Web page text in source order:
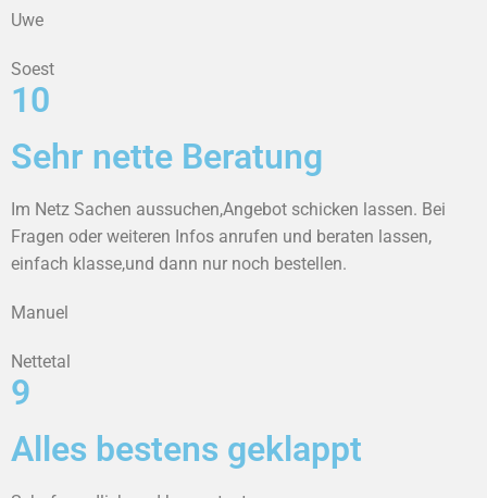
Uwe
Soest
10
Sehr nette Beratung
Im Netz Sachen aussuchen,Angebot schicken lassen. Bei
Fragen oder weiteren Infos anrufen und beraten lassen,
einfach klasse,und dann nur noch bestellen.
Manuel
Nettetal
9
Alles bestens geklappt